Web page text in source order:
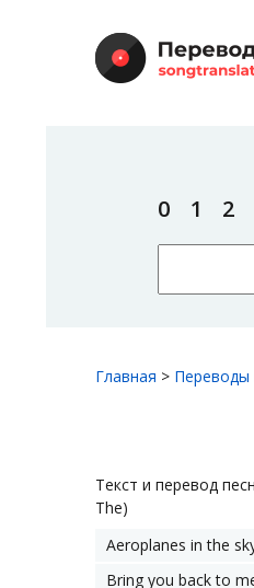
0 1 2
Главная > Переводы
Текст и перевод
The)
Aeroplanes in the
Bring you back to